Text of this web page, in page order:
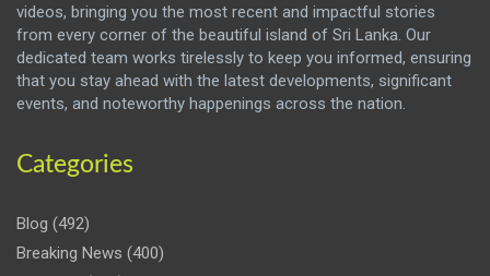
videos, bringing you the most recent and impactful stories
from every corner of the beautiful island of Sri Lanka. Our
dedicated team works tirelessly to keep you informed, ensuring
that you stay ahead with the latest developments, significant
events, and noteworthy happenings across the nation.
Categories
Blog (492)
Breaking News (400)